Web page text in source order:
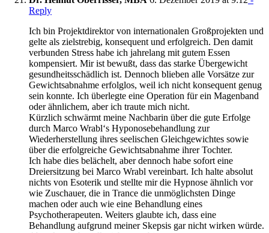
Reply
Ich bin Projektdirektor von internationalen Großprojekten und
gelte als zielstrebig, konsequent und erfolgreich. Den damit
verbunden Stress habe ich jahrelang mit gutem Essen
kompensiert. Mir ist bewußt, dass das starke Übergewicht
gesundheitsschädlich ist. Dennoch blieben alle Vorsätze zur
Gewichtsabnahme erfolglos, weil ich nicht konsequent genug
sein konnte. Ich überlegte eine Operation für ein Magenband
oder ähnlichem, aber ich traute mich nicht.
Kürzlich schwärmt meine Nachbarin über die gute Erfolge
durch Marco Wrabl‘s Hyponosebehandlung zur
Wiederherstellung ihres seelischen Gleichgewichtes sowie
über die erfolgreiche Gewichtsabnahme ihrer Tochter.
Ich habe dies belächelt, aber dennoch habe sofort eine
Dreiersitzung bei Marco Wrabl vereinbart. Ich halte absolut
nichts von Esoterik und stellte mir die Hypnose ähnlich vor
wie Zuschauer, die in Trance die unmöglichsten Dinge
machen oder auch wie eine Behandlung eines
Psychotherapeuten. Weiters glaubte ich, dass eine
Behandlung aufgrund meiner Skepsis gar nicht wirken würde.